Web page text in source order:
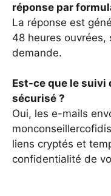
réponse par
La réponse est
48 heures ouvrées,
demande.
Est-ce que le suivi
sécurisé ?
Oui, les e-mails
liens cryptés et
confidentialité de